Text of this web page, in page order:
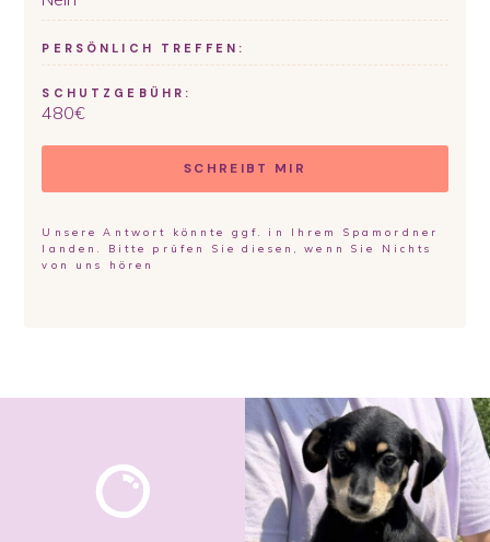
PERSÖNLICH TREFFEN:
SCHUTZGEBÜHR:
480€
SCHREIBT MIR
Unsere Antwort könnte ggf. in Ihrem Spamordner
landen. Bitte prüfen Sie diesen, wenn Sie Nichts
von uns hören